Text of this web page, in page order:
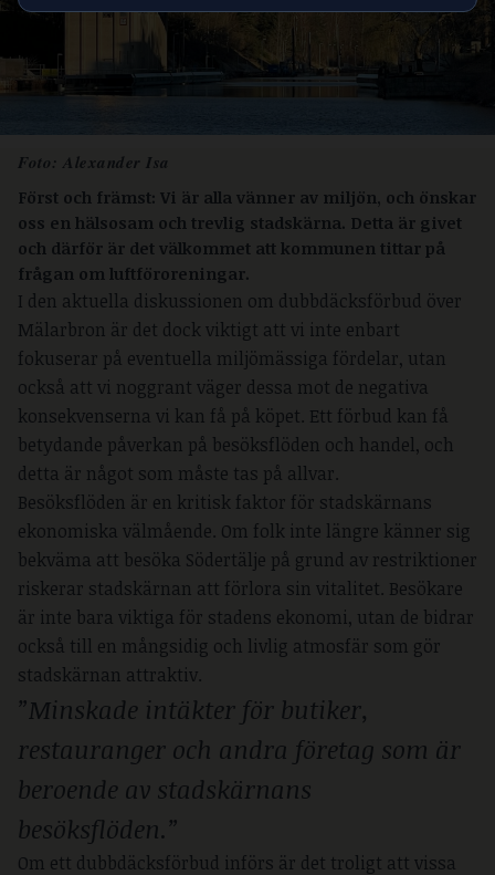
Foto: Alexander Isa
Först och främst: Vi är alla vänner av miljön, och önskar
oss en hälsosam och trevlig stadskärna. Detta är givet
och därför är det välkommet att kommunen tittar på
frågan om luftföroreningar.
I den aktuella diskussionen om dubbdäcksförbud över
Mälarbron är det dock viktigt att vi inte enbart
fokuserar på eventuella miljömässiga fördelar, utan
också att vi noggrant väger dessa mot de negativa
konsekvenserna vi kan få på köpet. Ett förbud kan få
betydande påverkan på besöksflöden och handel, och
detta är något som måste tas på allvar.
Besöksflöden är en kritisk faktor för stadskärnans
ekonomiska välmående. Om folk inte längre känner sig
bekväma att besöka Södertälje på grund av restriktioner
riskerar stadskärnan att förlora sin vitalitet. Besökare
är inte bara viktiga för stadens ekonomi, utan de bidrar
också till en mångsidig och livlig atmosfär som gör
stadskärnan attraktiv.
”Minskade intäkter för butiker,
restauranger och andra företag som är
beroende av stadskärnans
besöksflöden.”
Om ett dubbdäcksförbud införs är det troligt att vissa